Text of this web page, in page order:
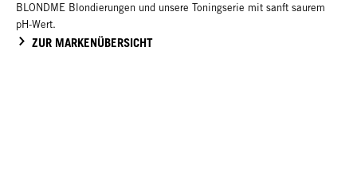
BLONDME Blondierungen und unsere Toningserie mit sanft saurem
pH-Wert.
ZUR MARKENÜBERSICHT